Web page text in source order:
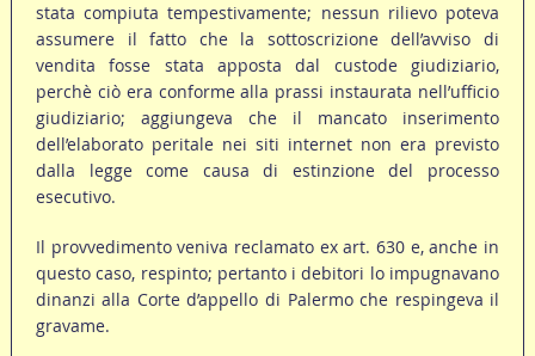
stata compiuta tempestivamente; nessun rilievo poteva
assumere il fatto che la sottoscrizione dell’avviso di
vendita fosse stata apposta dal custode giudiziario,
perchè ciò era conforme alla prassi instaurata nell’ufficio
giudiziario; aggiungeva che il mancato inserimento
dell’elaborato peritale nei siti internet non era previsto
dalla legge come causa di estinzione del processo
esecutivo.
Il provvedimento veniva reclamato ex art. 630 e, anche in
questo caso, respinto; pertanto i debitori lo impugnavano
dinanzi alla Corte d’appello di Palermo che respingeva il
gravame.